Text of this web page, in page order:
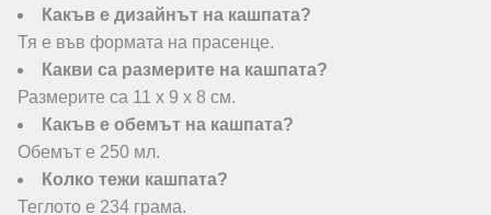
Какъв е дизайнът на кашпата?
Тя е във формата на прасенце.
Какви са размерите на кашпата?
Размерите са 11 х 9 х 8 см.
Какъв е обемът на кашпата?
Обемът е 250 мл.
Колко тежи кашпата?
Теглото е 234 грама.